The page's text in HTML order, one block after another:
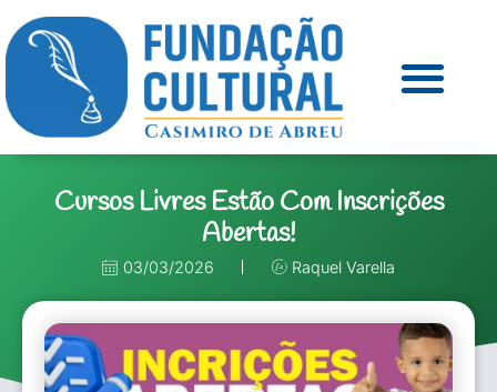
Cursos Livres Estão Com Inscrições
Abertas!
03/03/2026 Raquel Varella